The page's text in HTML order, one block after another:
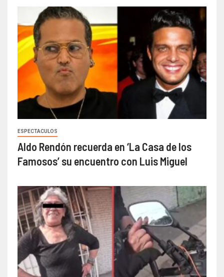
ESPECTACULOS
Aldo Rendón recuerda en ‘La Casa de los
Famosos’ su encuentro con Luis Miguel